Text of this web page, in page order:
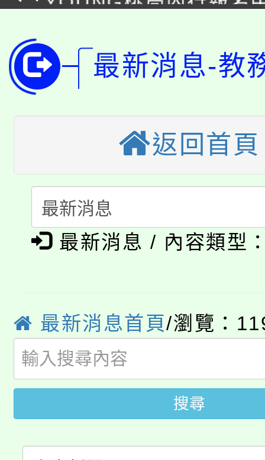
開!
115年桃園市運動會8/
田徑場及游泳池舉行。
桃園市低收入戶享有免
視費優惠，中低收入戶
半價優惠，詳情可洽有
者。
大園自造教育及科技中
份教師增能研習
大溪自造教育及科技
份教師研習
淨零綠生活教案入校路
會
115年食農教育專業人
程
「本色祭」8/29、30在
局官網。
8月14至27日，桃園電
開!
115年桃園市運動會8/
田徑場及游泳池舉行。
桃園市低收入戶享有免
視費優惠，中低收入戶
半價優惠，詳情可洽有
大園自造教育及科技
份教師增能研習
最新消息-教
返回首頁
最新消息 / 內容類型
最新消息首頁/瀏覽：
搜尋